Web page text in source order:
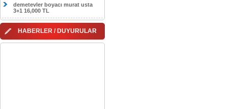
demetevler boyacı murat usta
3+1 16,000 TL
HABERLER / DUYURULAR